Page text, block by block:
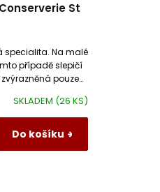
St
SKLADEM (26 KS)
Do košíku
specialita. Na malé
případě slepičí
pouze
solí a